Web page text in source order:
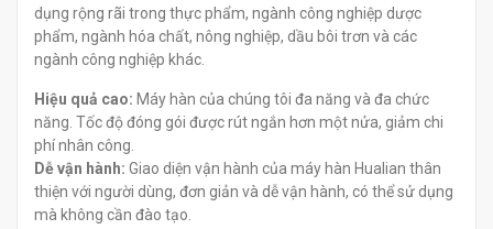
dụng rộng rãi trong thực phẩm, ngành công nghiệp dược
phẩm, ngành hóa chất, nông nghiệp, dầu bôi trơn và các
ngành công nghiệp khác.
Hiệu quả cao: Máy hàn của chúng tôi đa năng và đa chức
năng. Tốc độ đóng gói được rút ngắn hơn một nửa, giảm chi
phí nhân công.
Dễ vận hành: Giao diện vận hành của máy hàn Hualian thân
thiện với người dùng, đơn giản và dễ vận hành, có thể sử dụng
mà không cần đào tạo.